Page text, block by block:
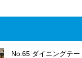
No.65 ダイニングテー